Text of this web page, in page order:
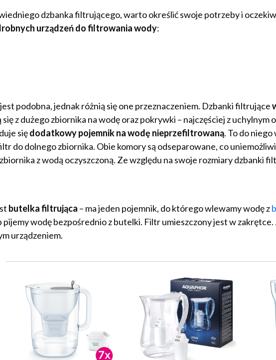
dzbanka filtrującego, warto określić swoje potrzeby i
urządzeń do filtrowania wody:
podobna, jednak różnią się one przeznaczeniem. Dzbanki filtrujące
się z dużego zbiornika na wodę oraz pokrywki – najczęściej z uchylnym
siędodatkowy pojemnik na wodę nieprzefiltrowaną. To do
do dolnego zbiornika. Obie komory są odseparowane, co
z wodą oczyszczoną. Ze względu na swoje rozmiary dzbanki
butelka filtrująca – ma jeden pojemnik, do którego wlewamy wodę z
pijemy wodę bezpośrednio z butelki. Filtr umieszczony jest w
urządzeniem.